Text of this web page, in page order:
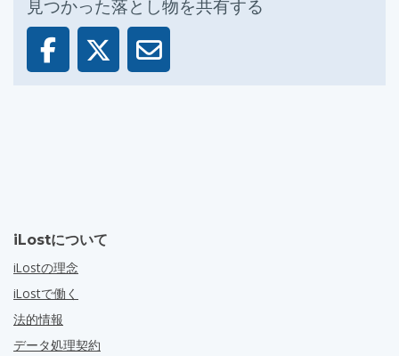
見つかった落とし物を共有する
iLostについて
iLostの理念
iLostで働く
法的情報
データ処理契約